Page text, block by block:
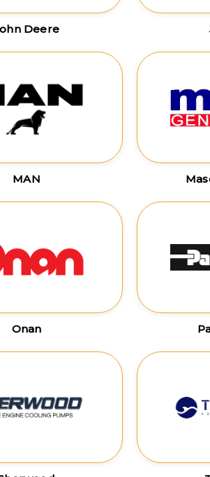
Deere
MAN
Onan